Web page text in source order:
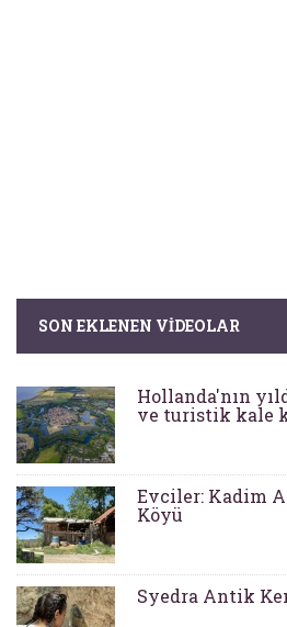
SON EKLENEN VIDEOLAR
Hollanda'nın
ve turistik kale
Evciler: Kadim
Köyü
Syedra Antik